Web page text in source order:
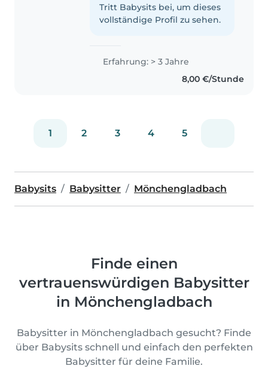
Humanistische ich drei jüngere
Geschwister habe, konnte ich
Tritt Babysits bei, um dieses
vollständige Profil zu sehen.
Erfahrung: > 3 Jahre
8,00 €/Stunde
1 2 3 4 5
Babysits Babysitter Mönchengladbach
Finde einen
vertrauenswürdigen Babysitter
in Mönchengladbach
Babysitter in Mönchengladbach gesucht? Finde
über Babysits schnell und einfach den perfekten
Babysitter für deine Familie.